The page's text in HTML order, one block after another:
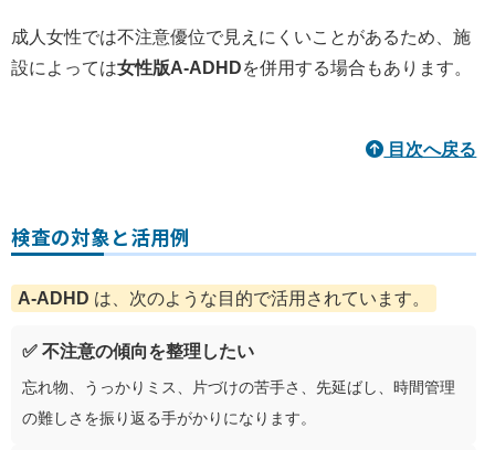
成人女性では不注意優位で見えにくいことがあるため、施
設によっては女性版A-ADHDを併用する場合もあります。
目次へ戻る
検査の対象と活用例
A-ADHD は、次のような目的で活用されています。
✅ 不注意の傾向を整理したい
忘れ物、うっかりミス、片づけの苦手さ、先延ばし、時間管理
の難しさを振り返る手がかりになります。